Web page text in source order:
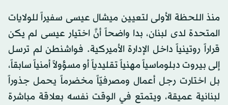
منذ اللحظة الأولى لتعيين ميشال عيسى سفيراً للولايات
المتحدة لدى لبنان، بدا واضحاً أنَّ اختيار عيسى لم يكن
قراراً روتينياً داخل الإدارة الأميركية. فواشنطن لم ترسل
إلى بيروت دبلوماسياً مهنياً تقليدياً أو مسؤولاً أمنياً سابقاً،
بل اختارت رجل أعمال ومصرفيّاً مخضرماً يحمل جذوراً
لبنانية عميقة، ويتمتع في الوقت نفسه بعلاقة مباشرة